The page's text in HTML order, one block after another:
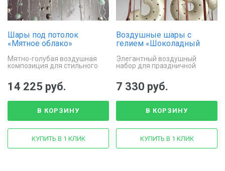
Шары под потолок
«Мятное облако»
Мятно-голубая воздушная
композиция для стильного
14 225 руб.
В КОРЗИНУ
КУПИТЬ В 1 КЛИК
Воздушные шары с
гелием «Шоколадный
Элегантный воздушный
набор для праздничной
7 330 руб.
В КОРЗИНУ
КУПИТЬ В 1 КЛИК